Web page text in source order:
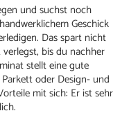
und suchst noch
Geschick
Das spart nicht
bis du nachher
stellt eine gute
oder Design- und
mit sich: Er ist sehr